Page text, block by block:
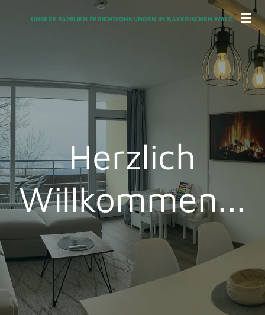
UNSERE FAMILIEN FERIENWOHNUNGEN IM BAYERISCHEN WALD
Herzlich
Willkommen...